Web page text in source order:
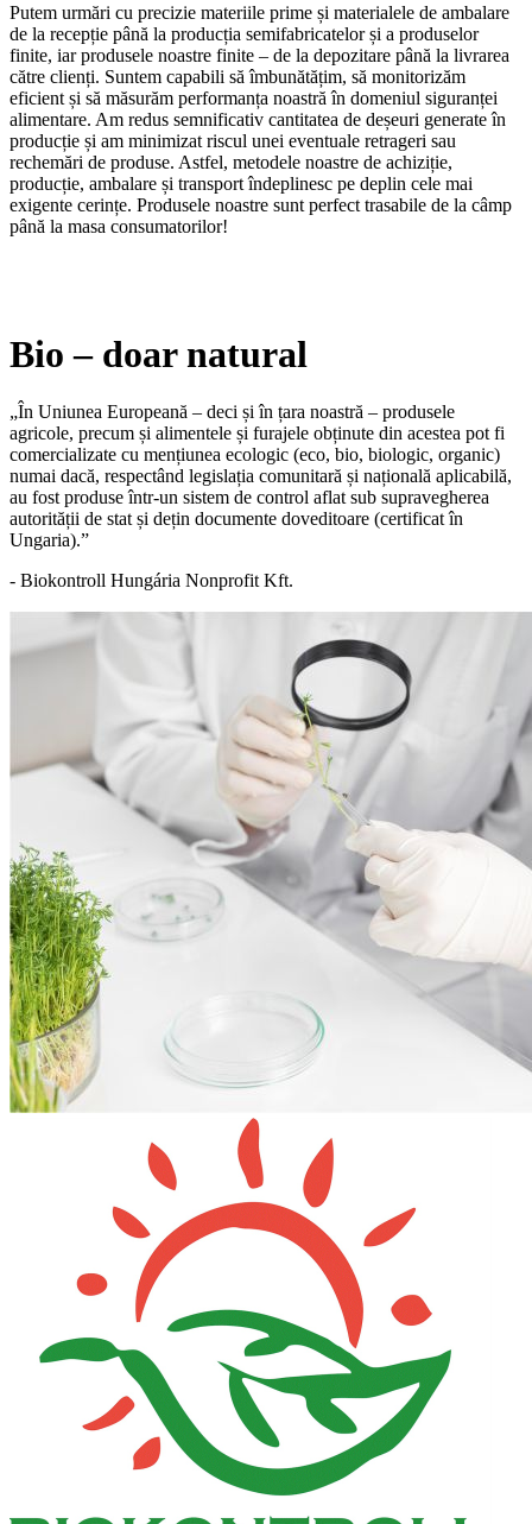
Putem urmări cu precizie materiile prime și materialele de ambalare
de la recepție până la producția semifabricatelor și a produselor
finite, iar produsele noastre finite – de la depozitare până la livrarea
către clienți. Suntem capabili să îmbunătățim, să monitorizăm
eficient și să măsurăm performanța noastră în domeniul siguranței
alimentare. Am redus semnificativ cantitatea de deșeuri generate în
producție și am minimizat riscul unei eventuale retrageri sau
rechemări de produse. Astfel, metodele noastre de achiziție,
producție, ambalare și transport îndeplinesc pe deplin cele mai
exigente cerințe. Produsele noastre sunt perfect trasabile de la câmp
până la masa consumatorilor!
Bio – doar natural
„În Uniunea Europeană – deci și în țara noastră – produsele
agricole, precum și alimentele și furajele obținute din acestea pot fi
comercializate cu mențiunea ecologic (eco, bio, biologic, organic)
numai dacă, respectând legislația comunitară și națională aplicabilă,
au fost produse într-un sistem de control aflat sub supravegherea
autorității de stat și dețin documente doveditoare (certificat în
Ungaria).”
- Biokontroll Hungária Nonprofit Kft.